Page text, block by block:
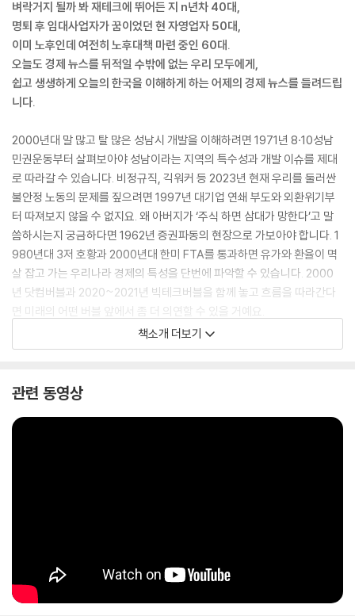
벼락거지 될까 봐 재테크에 뛰어든 지 n년차 40대,
명퇴 후 임대사업자가 꿈이었던 현 자영업자 50대,
이미 노후인데 여전히 노후대책 마련 중인 60대.
오늘도 경제 뉴스를 뒤적일 수밖에 없는 우리 모두에게,
쉽고 생생하게 오늘의 한국을 이해하게 하는 어제의 경제 뉴스를 들려드립
니다.
2000년대 말 많고 탈 많은 성남시 개발을 이해하려면 1971년 8·10성남
민권운동부터 살펴보아야 성남이라는 지역의 특수성과 개발 이슈를 제대
로 따라갈 수 있습니다. 비정규직, 긱워커 등 2023년 현재 우리를 둘러싼
불안정 노동의 문제를 짚으려면 1997년 대기업 연쇄 부도와 외환위기부
터 따져보지 않을 수 없지요. 왜 아버지가 ‘주식 하면 삼대가 망한다’고 말
씀하시는지 궁금하다면 1962년 증권파동의 현장으로 가보아야 합니다. 1
980년대 3저 호황과 2000년대 한미 FTA를 통과하면 유가와 환율이 멱
살 잡고 가는 우리나라 경제의 특성을 단번에 파악할 수 있습니다. 2000
년 닷컴버블과 2020~2021년 빅테크버블을 함께 놓고 흐름을 따라간다
면 미래의 어떤 버블 앞에서 좀 더 의연할 수 있을 거예요.
이렇게 시사 뒤에는 역사가 있습니다. 부모님, 부모님의 부모님이 내린 ‘어
습의 ‘내일’로 찾아올지 예감하기 위해서라도 한국경제사는 한 번쯤 펼쳐
하고 연결하며 현재와 미래를 이해하고 예측하게 합니다. 가격이 오를 부
할 수 있는 가장 쉽고 재밌고 빠른 지적 여행의 길잡이입니다.
책소개 더보기
관련 동영상